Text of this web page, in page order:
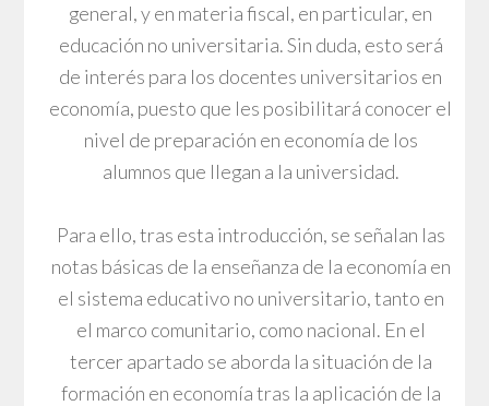
general, y en materia fiscal, en particular, en
educación no universitaria. Sin duda, esto será
de interés para los docentes universitarios en
economía, puesto que les posibilitará conocer el
nivel de preparación en economía de los
alumnos que llegan a la universidad.
Para ello, tras esta introducción, se señalan las
notas básicas de la enseñanza de la economía en
el sistema educativo no universitario, tanto en
el marco comunitario, como nacional. En el
tercer apartado se aborda la situación de la
formación en economía tras la aplicación de la